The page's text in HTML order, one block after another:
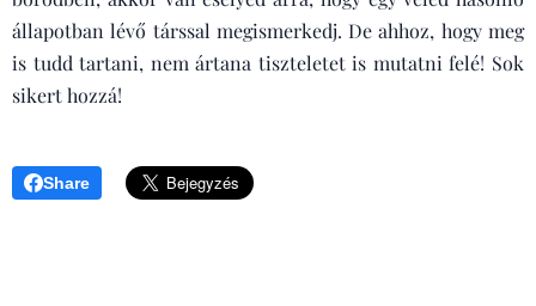
állapotban lévő társsal megismerkedj. De ahhoz, hogy meg
is tudd tartani, nem ártana tiszteletet is mutatni felé! Sok
sikert hozzá!
Share